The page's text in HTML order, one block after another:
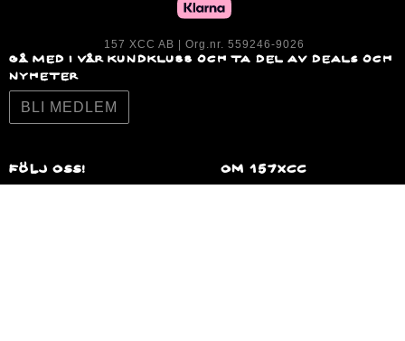
157 XCC AB | Org.nr. 559246-9026
GÅ MED I VÅR KUNDKLUBB OCH TA DEL AV DEALS OCH
NYHETER
BLI MEDLEM
Följ oss!
om 157XCc
OM OSS